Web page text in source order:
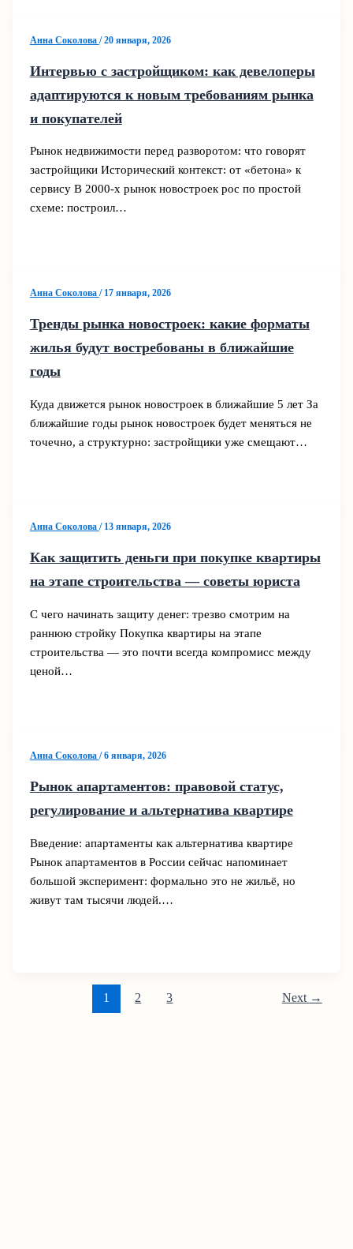
Анна Соколова /20 января, 2026
Интервью с застройщиком: как девелоперы
адаптируются к новым требованиям рынка
и покупателей
Рынок недвижимости перед разворотом: что говорят
застройщики Исторический контекст: от «бетона» к
сервису В 2000‑х рынок новостроек рос по простой
схеме: построил…
Анна Соколова / 17 января, 2026
Тренды рынка новостроек: какие форматы
жилья будут востребованы в ближайшие
годы
Куда движется рынок новостроек в ближайшие 5 лет За
ближайшие годы рынок новостроек будет меняться не
точечно, а структурно: застройщики уже смещают…
Анна Соколова / 13 января, 2026
Как защитить деньги при покупке квартиры
на этапе строительства — советы юриста
С чего начинать защиту денег: трезво смотрим на
раннюю стройку Покупка квартиры на этапе
строительства — это почти всегда компромисс между
ценой…
Анна Соколова /6 января, 2026
Рынок апартаментов: правовой статус,
регулирование и альтернатива квартире
Введение: апартаменты как альтернатива квартире
Рынок апартаментов в России сейчас напоминает
большой эксперимент: формально это не жильё, но
живут там тысячи людей.…
1 2 3 Next →